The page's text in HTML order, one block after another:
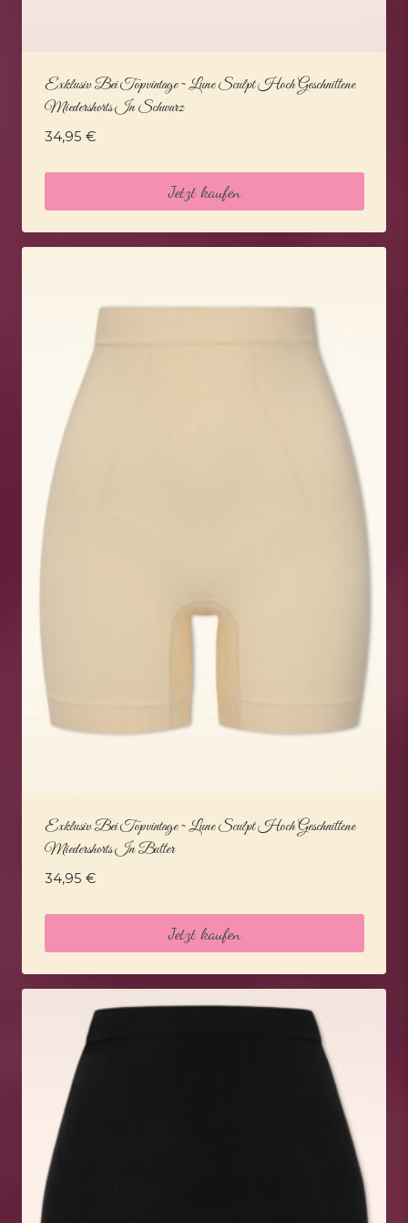
Exklusiv Bei Topvintage ~ Lune Sculpt Hoch Geschnittene
Miedershorts In Schwarz
34,95 €
Jetzt kaufen
Exklusiv Bei Topvintage ~ Lune Sculpt Hoch Geschnittene
Miedershorts In Butter
34,95 €
Jetzt kaufen